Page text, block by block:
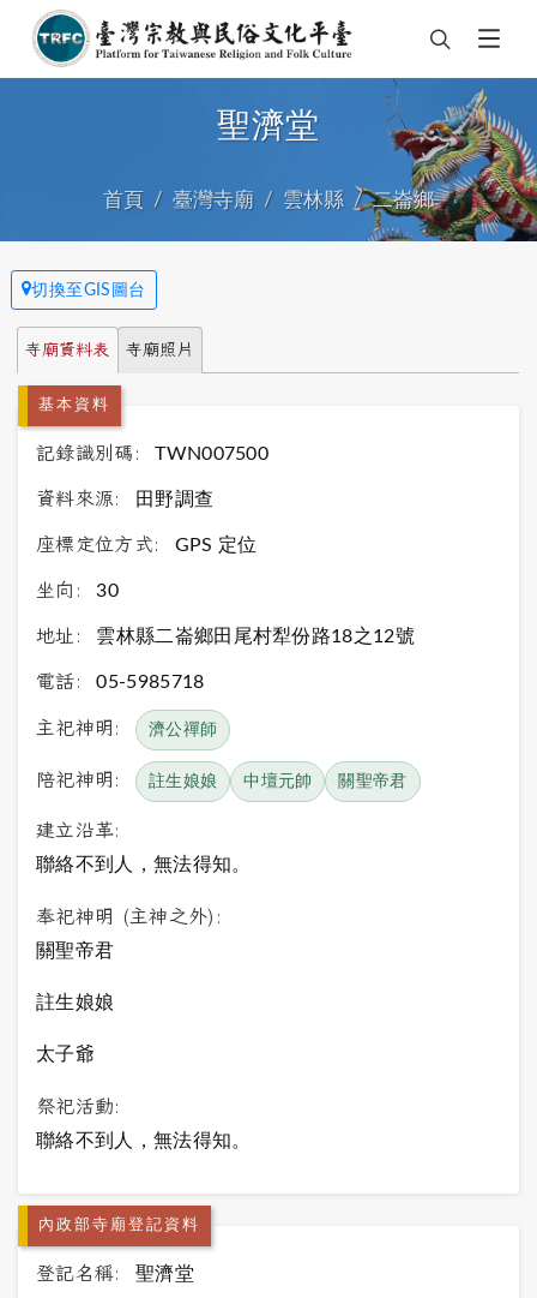
聖濟堂
首頁 臺灣寺廟 雲林縣 二崙鄉
切換至GIS圖台
寺廟資料表 寺廟照片
基本資料
記錄識別碼: TWN007500
資料來源: 田野調查
座標定位方式: GPS 定位
坐向: 30
地址: 雲林縣二崙鄉田尾村犁份路18之12號
電話: 05-5985718
主祀神明: 濟公禪師
陪祀神明: 註生娘娘 中壇元帥 關聖帝君
建立沿革:
聯絡不到人，無法得知。
奉祀神明 (主神之外):
關聖帝君
註生娘娘
太子爺
祭祀活動:
聯絡不到人，無法得知。
內政部寺廟登記資料
登記名稱: 聖濟堂